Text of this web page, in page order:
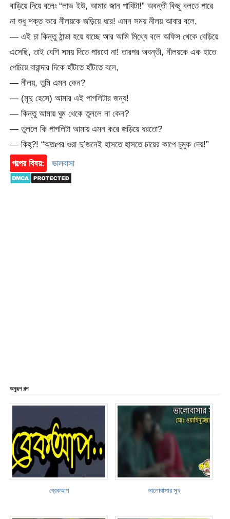
বাড়িয়ে দিয়ে বলেঃ “লাভ ইউ, আমার জান পাখিটা!” অবন্তী কিছু বলতে পারে
না শুধু শক্ত করে নীলয়কে জড়িয়ে ধরে! এমন সময় নীলয় আবার বলে,
— এই চা কিন্তু ঠান্ডা হয়ে যাচ্ছে আর আমি মিথ্যে বলে অফিস থেকে বেড়িয়ে
এসেছি, তাই বেশি সময় দিতে পারবো না! তারপর অবন্তী, নীলয়কে এক হাতে
পেচিয়ে বারান্দার দিকে হাঁটতে হাঁটতে বলে,
— নীলয়, তুমি এমন কেন?
— (মৃদু হেসে) আমার এই পাগলিটার জন্য!
— কিন্তু আমায় ঘুম থেকে তুললে না কেন?
— তুললে কি পাগলিটা আমায় এমন করে জড়িয়ে ধরতো?
— কিহ্?! “অতঃপর ওরা দু’জনেই হাসতে হাসতে চায়ের কাপে চুমুক দেয়!”
গল্পের বিষয়:
ভালবাসা
অনুরূপ গল্প
ব্রেকআপ ভালোবাসার সুখ